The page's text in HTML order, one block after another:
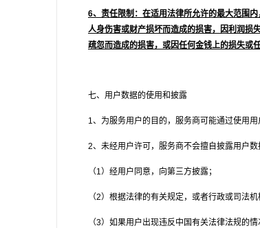
6、责任限制：在适用法律所允许的最大范围
人身伤害或财产损坏而造成的损害，因利润损
疏忽而造成的损害，或因任何金钱上的损失或
七、用户数据的使用和披露
1、为服务用户的目的，服务商可能通过使用
2、未经用户许可，服务商不会擅自披露用户
（1）经用户同意，向第三方披露；
（2）根据法律的有关规定，或者行政或司法
（3）如果用户出现违反中国有关法律法规的情